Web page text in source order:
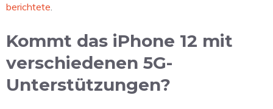
berichtete.
Kommt das iPhone 12 mit
verschiedenen 5G-
Unterstützungen?